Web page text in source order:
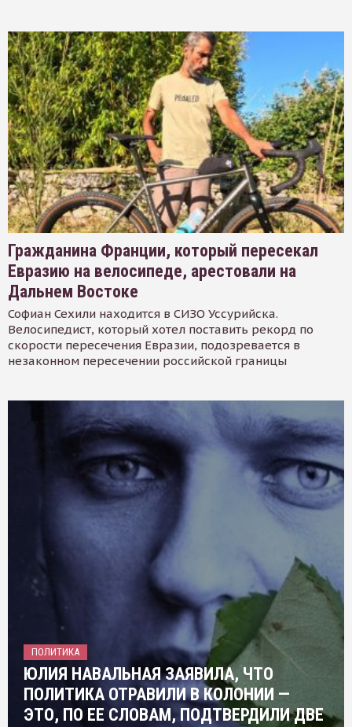
Гражданина Франции, который пересекал
Евразию на велосипеде, арестовали на
Дальнем Востоке
Софиан Сехили находится в СИЗО Уссурийска.
Велосипедист, который хотел поставить рекорд по
скорости пересечения Евразии, подозревается в
незаконном пересечении российской границы
ПОЛИТИКА
ЮЛИЯ НАВАЛЬНАЯ ЗАЯВИЛА, ЧТО
ПОЛИТИКА ОТРАВИЛИ В КОЛОНИИ —
ЭТО, ПО ЕЕ СЛОВАМ, ПОДТВЕРДИЛИ ДВЕ